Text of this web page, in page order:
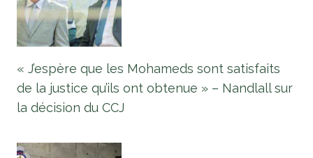
« J’espère que les Mohameds sont satisfaits
de la justice qu’ils ont obtenue » – Nandlall sur
la décision du CCJ